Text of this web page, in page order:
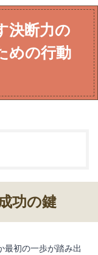
決断力の
めの行動
功の鍵
最初の一歩が踏み出